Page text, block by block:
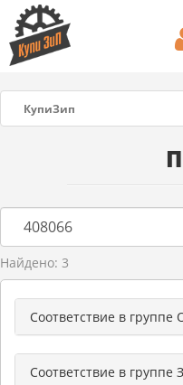
КупиЗип
Найдено: 3
Соответствие в группе
Соответствие в группе